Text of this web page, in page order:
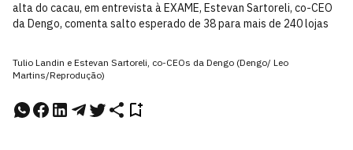
alta do cacau, em entrevista à EXAME, Estevan Sartoreli, co-CEO
da Dengo, comenta salto esperado de 38 para mais de 240 lojas
Tulio Landin e Estevan Sartoreli, co-CEOs da Dengo (Dengo/ Leo
Martins/Reprodução)